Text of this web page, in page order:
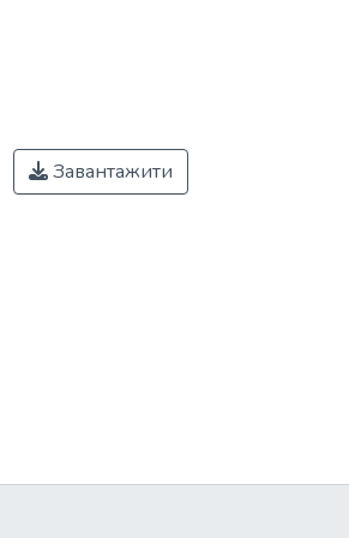
Завантажити